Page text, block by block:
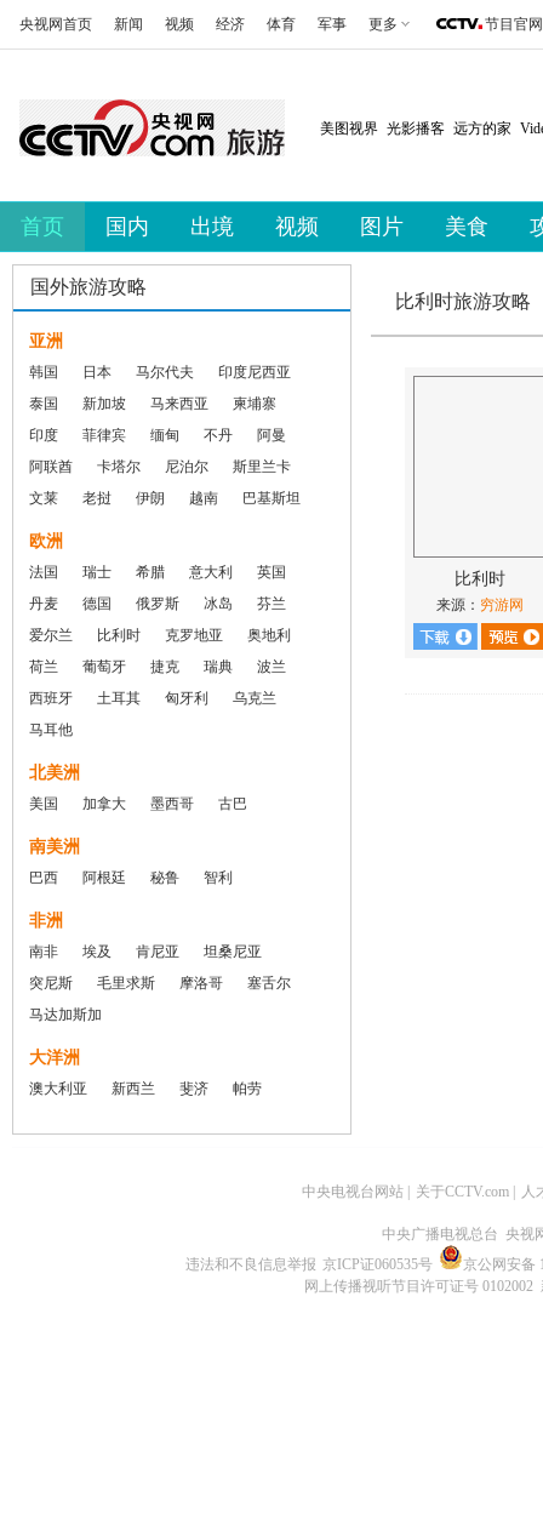
央视网首页 新闻 视频 经济 体育 军事 更多 节目官网
美图视界 光影播客 远方的家
首页 国内 出境 视频 图片 美食
国外旅游攻略
亚洲
韩国 日本 马尔代夫
印度尼西亚
泰国
新加坡 马来西亚
柬埔寨
印度
菲律宾 缅甸 不丹
阿曼
阿联酋
卡塔尔 尼泊尔
斯里兰卡
文莱
老挝 伊朗 越南 巴基斯坦
欧洲
法国 瑞士 希腊 意大利
英国
丹麦
德国 俄罗斯 冰岛
芬兰
爱尔兰
比利时 克罗地亚
奥地利
荷兰
葡萄牙 捷克 瑞典
波兰
西班牙
土耳其 匈牙利
乌克兰
马耳他
北美洲
美国 加拿大 墨西哥 古巴
南美洲
巴西 阿根廷 秘鲁 智利
非洲
南非 埃及 肯尼亚
坦桑尼亚
突尼斯
毛里求斯 摩洛哥
塞舌尔
马达加斯加
大洋洲
澳大利亚 新西兰 斐济 帕劳
比利时旅游攻略
比利时
来源： 穷游网
中央电视台网站 关于CCTV.com 人
中央广播电视总台 央视
违法和不良信息举报 京ICP证060535号
京公网安备
网上传播视听节目许可证号 0102002